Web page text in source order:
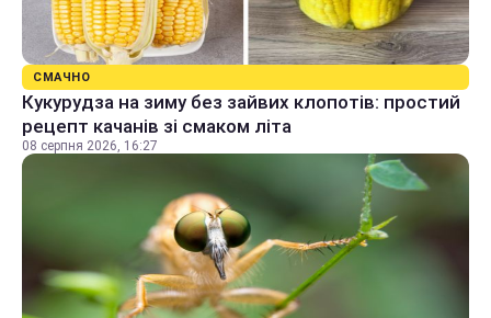
СМАЧНО
Кукурудза на зиму без зайвих клопотів: простий
рецепт качанів зі смаком літа
08 серпня 2026, 16:27